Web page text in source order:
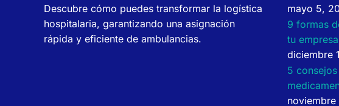
Descubre cómo puedes transformar la logística
hospitalaria, garantizando una asignación
rápida y eficiente de ambulancias.
mayo 5,
9 formas
tu empresa
diciembre
5